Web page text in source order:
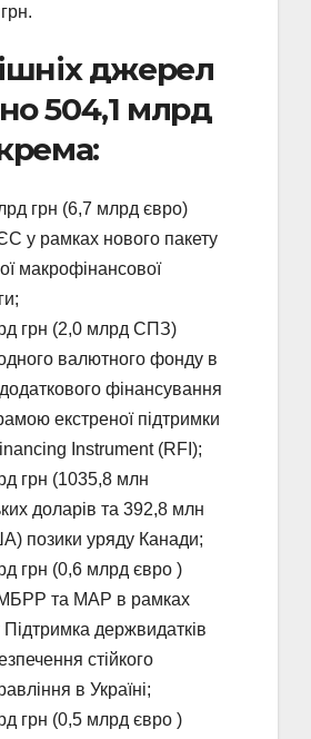
джерел
504,1 млрд
грн (6,7 млрд євро)
у рамках нового пакету
макрофінансової
грн (2,0 млрд СПЗ)
валютного фонду в
фінансування
екстреної підтримки
Instrument (RFI);
грн (1035,8 млн
доларів та 392,8 млн
позики уряду Канади;
грн (0,6 млрд євро )
та МАР в рамках
Підтримка держвидатків
стійкого
в Україні;
грн (0,5 млрд євро )